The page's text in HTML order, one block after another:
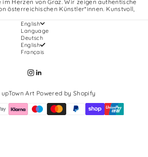
Herzen von Graz. Wir zeigen authentische
österreichischen Künstler*innen. Kunstvoll,
English
Language
Deutsch
English
Français
Art Powered by Shopify